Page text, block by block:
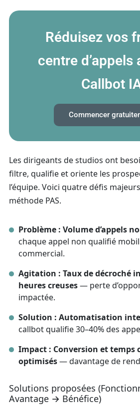
Réduisez vos
centre d’appels
Callbot
Commencer
Les dirigeants de studios ont
filtre, qualifie et oriente les
l’équipe. Voici quatre défis
méthode PAS.
Problème : Volume d’appels
chaque appel non qualifié
commercial.
Agitation : Taux de décroché
heures creuses— perte
impactée.
Solution : Automatisation
callbot qualifie 30–40% des
Impact : Conversion et temps
optimisés— davantage de
Solutions proposées
Avantage → Bénéfice)